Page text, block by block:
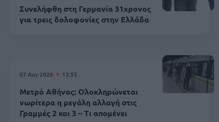
Συνελήφθη στη Γερμανία 31χρονος
για τρεις δολοφονίες στην Ελλάδα
07 Αυγ 2026 13:55
Μετρό Αθήνας: Ολοκληρώνεται
νωρίτερα η μεγάλη αλλαγή στις
Γραμμές 2 και 3 – Τι απομένει